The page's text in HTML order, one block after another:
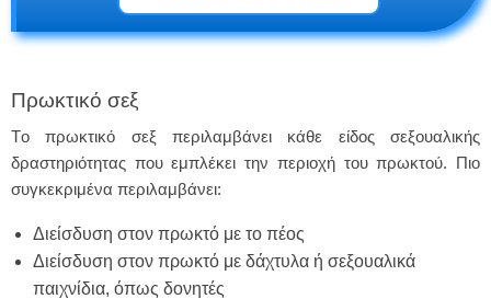
Πρωκτικό σεξ
Tο πρωκτικό σεξ περιλαμβάνει κάθε είδος σεξουαλικής
δραστηριότητας που εμπλέκει την περιοχή του πρωκτού. Πιο
συγκεκριμένα περιλαμβάνει:
Διείσδυση στον πρωκτό με το πέος
Διείσδυση στον πρωκτό με δάχτυλα ή σεξουαλικά
παιχνίδια, όπως δονητές